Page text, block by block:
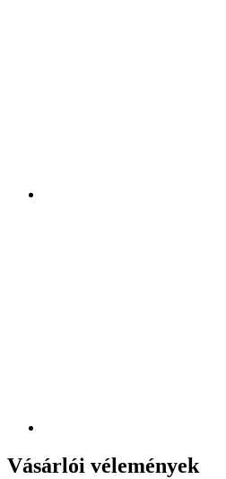
Vásárlói vélemények